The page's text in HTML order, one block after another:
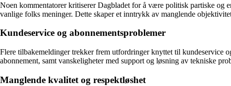
Noen kommentatorer kritiserer Dagbladet for å være politisk partiske og
vanlige folks meninger. Dette skaper et inntrykk av manglende
Kundeservice og abonnementsproblemer
Flere tilbakemeldinger trekker frem utfordringer knyttet til kundeservice
abonnement, samt vanskeligheter med support og løsning av tekniske
Manglende kvalitet og respektløshet